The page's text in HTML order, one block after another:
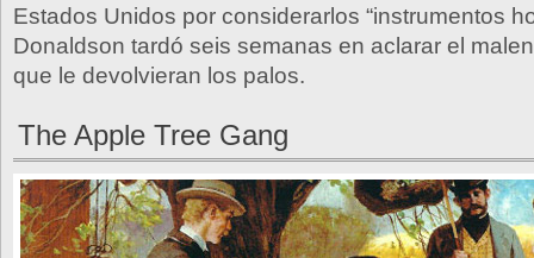
Estados Unidos por considerarlos “instrumentos
Donaldson tardó seis semanas en aclarar el
que le devolvieran los palos.
The Apple Tree Gang